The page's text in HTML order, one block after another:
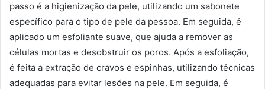
passo é a higienização da pele, utilizando um sabonete
específico para o tipo de pele da pessoa. Em seguida, é
aplicado um esfoliante suave, que ajuda a remover as
células mortas e desobstruir os poros. Após a esfoliação,
é feita a extração de cravos e espinhas, utilizando técnicas
adequadas para evitar lesões na pele. Em seguida, é